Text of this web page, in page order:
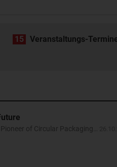
15 Veranstaltungs-
of Circular Packaging…